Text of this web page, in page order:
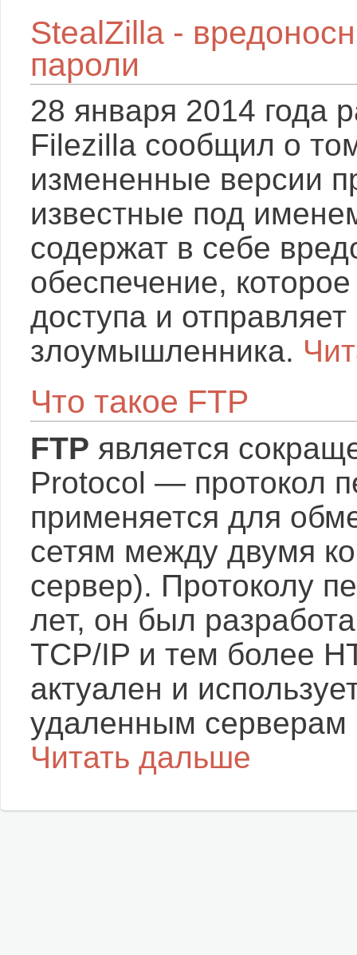
StealZilla -
пароли
28 января 2014 года
Filezilla сообщил о
измененные версии
известные под
содержат в себе
обеспечение,
доступа и
злоумышленника.
Что такое FTP
FTP является
Protocol — протокол
применяется для
сетям между двумя
сервер). Протоколу
лет, он был
TCP/IP и тем более
актуален и
удаленным
Читать дальше